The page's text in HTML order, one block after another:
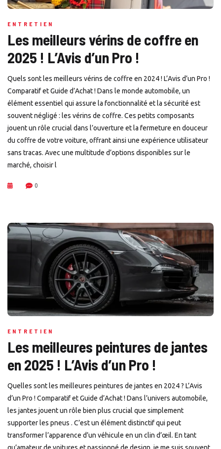
ENTRETIEN
Les meilleurs vérins de coffre en
2025 ! L’Avis d’un Pro !
Quels sont les meilleurs vérins de coffre en 2024 ! L’Avis d’un Pro !
Comparatif et Guide d’Achat ! Dans le monde automobile, un
élément essentiel qui assure la fonctionnalité et la sécurité est
souvent négligé : les vérins de coffre. Ces petits composants
jouent un rôle crucial dans l’ouverture et la fermeture en douceur
du coffre de votre voiture, offrant ainsi une expérience utilisateur
sans tracas. Avec une multitude d’options disponibles sur le
marché, choisir l
0
ENTRETIEN
Les meilleures peintures de jantes
en 2025 ! L’Avis d’un Pro !
Quelles sont les meilleures peintures de jantes en 2024 ? L’Avis
d’un Pro ! Comparatif et Guide d’Achat ! Dans l’univers automobile,
les jantes jouent un rôle bien plus crucial que simplement
supporter les pneus . C’est un élément distinctif qui peut
transformer l’apparence d’un véhicule en un clin d’œil. En tant